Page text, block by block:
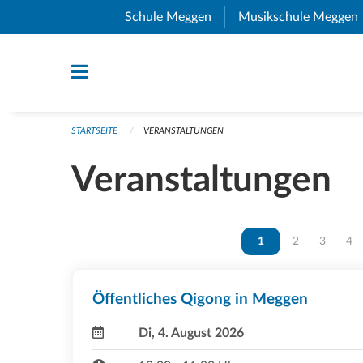
Navigation überspringen
Schule Meggen (External Link)
Musikschule Meggen
STARTSEITE VERANSTALTUNGEN
Veranstaltungen
Vous êtes sur la page
1 Vous êtes sur
2 Vous
3 4
Öffentliches Qigong in Meggen
Di, 4. August 2026